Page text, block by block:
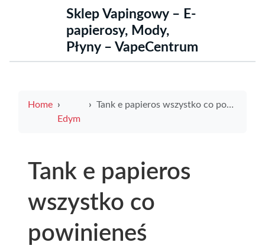
Sklep Vapingowy – E-
papierosy, Mody,
Płyny – VapeCentrum
Home
Edym
Tank e papieros wszystko co powinieneś wiedzieć przed zakupem
Tank e papieros
wszystko co
powinieneś